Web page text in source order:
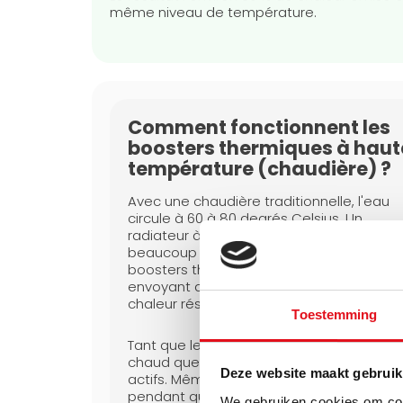
Toestemming
Deze website maakt
même niveau de température.
Comment fonctionnent les
boosters thermiques à
température (chaudière) ?
Avec une chaudière traditionnelle, l'eau
circule à 60 à 80 degrés Celsius. Un
radiateur à panneaux standard émet déjà
beaucoup de chaleur par rayonnement.
boosters thermiques renforcent cela en
envoyant activement dans la pièce la
chaleur résiduelle entre les panneaux.
Tant que le panneau du radiateur est
chaud que 30 degrés, les boosters restent
actifs. Même après l'arrêt de la
pendant que le panneau refroidit